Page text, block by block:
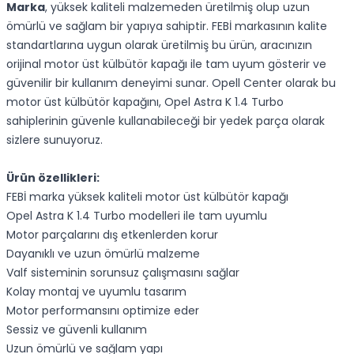
Marka, yüksek kaliteli malzemeden üretilmiş olup uzun
ömürlü ve sağlam bir yapıya sahiptir. FEBİ markasının kalite
standartlarına uygun olarak üretilmiş bu ürün, aracınızın
orijinal motor üst külbütör kapağı ile tam uyum gösterir ve
güvenilir bir kullanım deneyimi sunar. Opell Center olarak bu
motor üst külbütör kapağını, Opel Astra K 1.4 Turbo
sahiplerinin güvenle kullanabileceği bir yedek parça olarak
sizlere sunuyoruz.
Ürün özellikleri:
FEBİ marka yüksek kaliteli motor üst külbütör kapağı
Opel Astra K 1.4 Turbo modelleri ile tam uyumlu
Motor parçalarını dış etkenlerden korur
Dayanıklı ve uzun ömürlü malzeme
Valf sisteminin sorunsuz çalışmasını sağlar
Kolay montaj ve uyumlu tasarım
Motor performansını optimize eder
Sessiz ve güvenli kullanım
Uzun ömürlü ve sağlam yapı